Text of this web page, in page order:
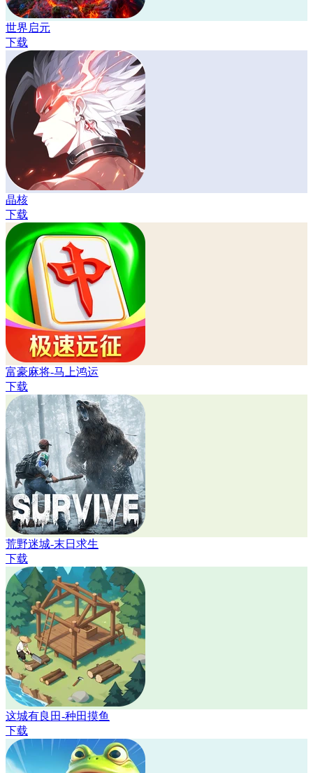
世界启元
下载
晶核
下载
富豪麻将-马上鸿运
下载
荒野迷城-末日求生
下载
这城有良田-种田摸鱼
下载